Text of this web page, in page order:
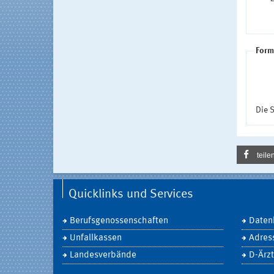
Die
Quicklinks und Services
Berufsgenossenschaften
Unfallkassen
Landesverbände
D-